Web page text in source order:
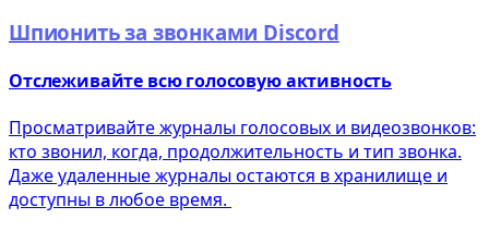
Шпионить за звонками Discord
Отслеживайте всю голосовую активность
Просматривайте журналы голосовых и видеозвонков:
кто звонил, когда, продолжительность и тип звонка.
Даже удаленные журналы остаются в хранилище и
доступны в любое время.